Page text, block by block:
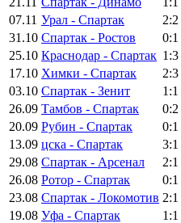
07.11 Урал - Спартак 2:2
31.10 Спартак - Ростов 0:1
25.10 Краснодар - Спартак 1:3
17.10 Химки - Спартак 2:3
03.10 Спартак - Зенит 1:1
26.09 Тамбов - Спартак 0:2
20.09 Рубин - Спартак 0:1
13.09 цска - Спартак 3:1
29.08 Спартак - Арсенал 2:1
26.08 Ротор - Спартак 0:1
23.08 Спартак - Локомотив 2:1
19.08 Уфа - Спартак 1:1